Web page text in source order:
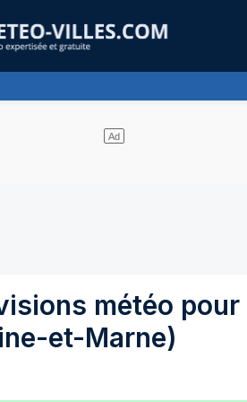
météo pour
et-Marne)